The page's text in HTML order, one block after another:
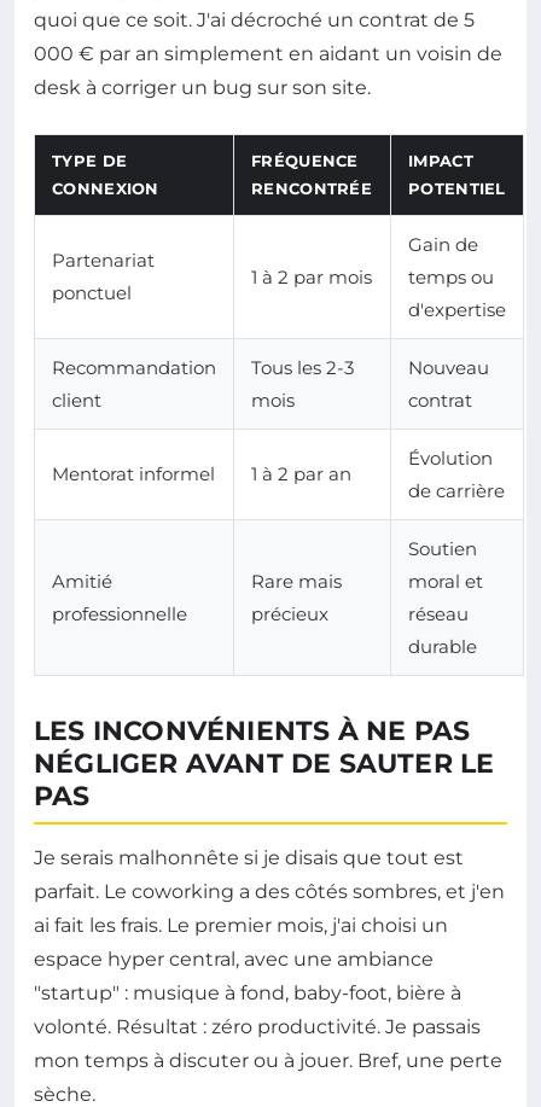
quoi que ce soit. J'ai décroché un contrat de 5
000 € par an simplement en aidant un voisin de
desk à corriger un bug sur son site.
TYPE DE
CONNEXION
FRÉQUENCE
RENCONTRÉE
IMPACT
POTENTIEL
Partenariat
ponctuel
1 à 2 par mois
Gain de
temps ou
d'expertise
Recommandation
client
Tous les 2-3
mois
Nouveau
contrat
Mentorat informel 1 à 2 par an
Évolution
de carrière
Amitié
professionnelle
Rare mais
précieux
Soutien
moral et
réseau
durable
LES INCONVÉNIENTS À NE PAS
NÉGLIGER AVANT DE SAUTER LE
PAS
Je serais malhonnête si je disais que tout est
parfait. Le coworking a des côtés sombres, et j'en
ai fait les frais. Le premier mois, j'ai choisi un
espace hyper central, avec une ambiance
"startup" : musique à fond, baby-foot, bière à
volonté. Résultat : zéro productivité. Je passais
mon temps à discuter ou à jouer. Bref, une perte
sèche.